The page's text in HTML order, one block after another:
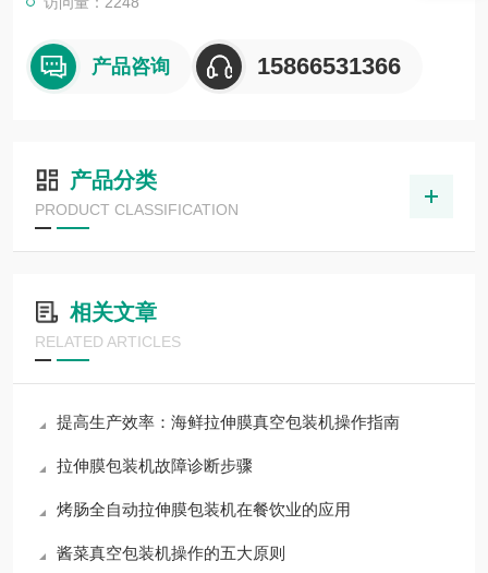
产品咨询 15866531366
产品分类
PRODUCT CLASSIFICATION
相关文章
RELATED ARTICLES
提高生产效率：海鲜拉伸膜真空包装机操作指南
拉伸膜包装机故障诊断步骤
烤肠全自动拉伸膜包装机在餐饮业的应用
酱菜真空包装机操作的五大原则